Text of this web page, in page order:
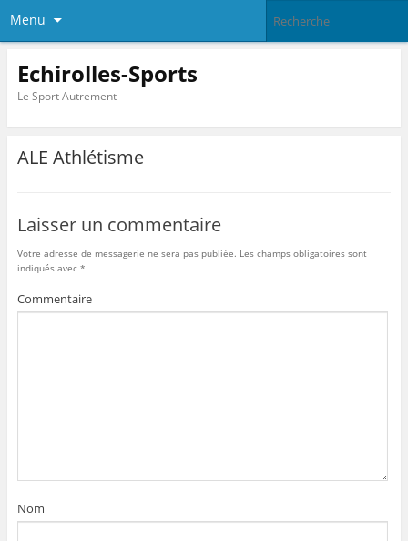
Menu
Echirolles-Sports
Le Sport Autrement
ALE Athlétisme
Laisser un commentaire
Votre adresse de messagerie ne sera pas publiée. Les champs obligatoires sont
indiqués avec *
Commentaire
Nom